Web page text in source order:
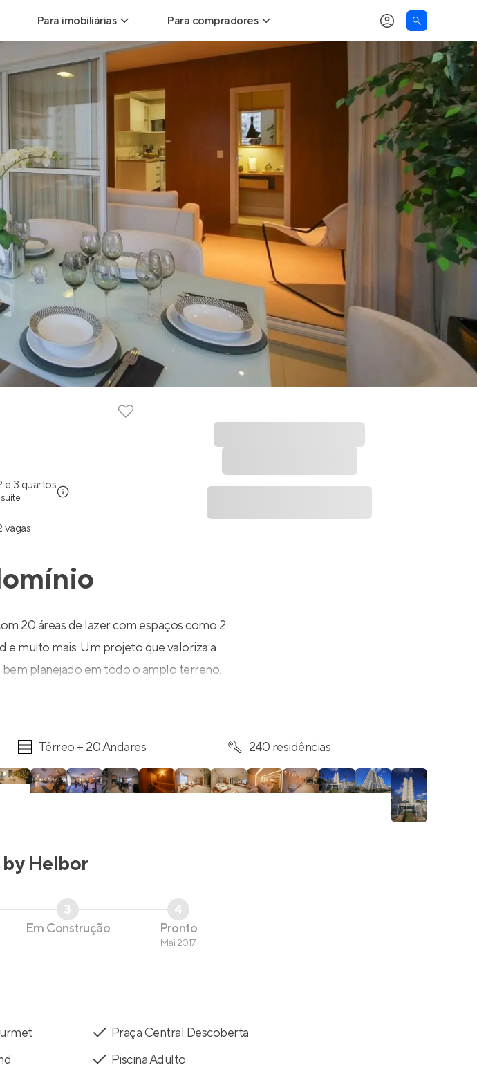
Para imobiliárias
Leads para Imobiliárias
Hub de imobiliárias
Anunciar imóveis
Para compradores
Buscar um imóvel novo
Calcule seu Poder de Compra
Comprar x Alugar
Correção do INCC
Simulador de Financiamento
Encontre um corretor
e 3 quartos
suíte
vagas
20 áreas de lazer com espaços como 2
e muito mais. Um projeto que valoriza a
planejado em todo o amplo terreno.
Térreo + 20 Andares 240 residências
Helbor
3
Em Construção
4
Pronto
Mai 2017
Praça Central Descoberta
Piscina Adulto